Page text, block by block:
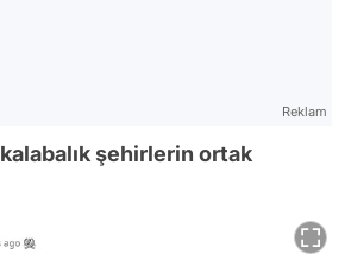
Reklam
şehirlerin ortak